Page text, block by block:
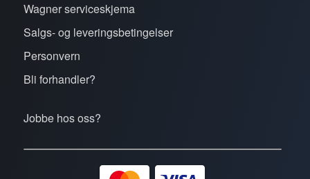
Wagner serviceskjema
Salgs- og leveringsbetingelser
Personvern
Bli forhandler?
Jobbe hos oss?